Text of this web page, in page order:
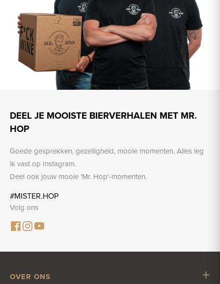
DEEL JE MOOISTE BIERVERHALEN MET MR.
HOP
Goede gesprekken, gezelligheid, mooie momenten. Alles leg
ik vast op Instagram.
Deel ook jouw mooie 'Mr. Hop'-momenten.
#MISTER.HOP
Volg ons
OVER ONS